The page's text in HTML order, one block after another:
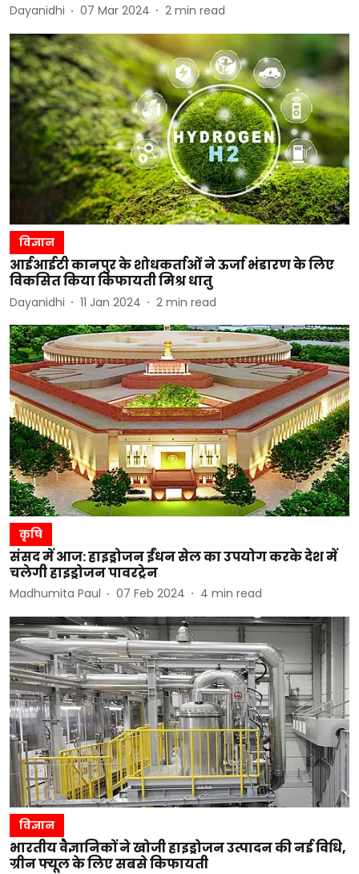
Dayanidhi 07 Mar 2024 2 min read
विज्ञान
आईआईटी कानपुर के शोधकर्ताओं ने ऊर्जा भंडारण के लिए
विकसित किया किफायती मिश्र धातु
Dayanidhi 11 Jan 2024 2 min read
कृषि
संसद में आज: हाइड्रोजन ईंधन सेल का उपयोग करके देश में
चलेगी हाइड्रोजन पावरट्रेन
Madhumita Paul 07 Feb 2024 4 min read
विज्ञान
भारतीय वैज्ञानिकों ने खोजी हाइड्रोजन उत्पादन की नई विधि,
ग्रीन फ्यूल के लिए सबसे किफायती